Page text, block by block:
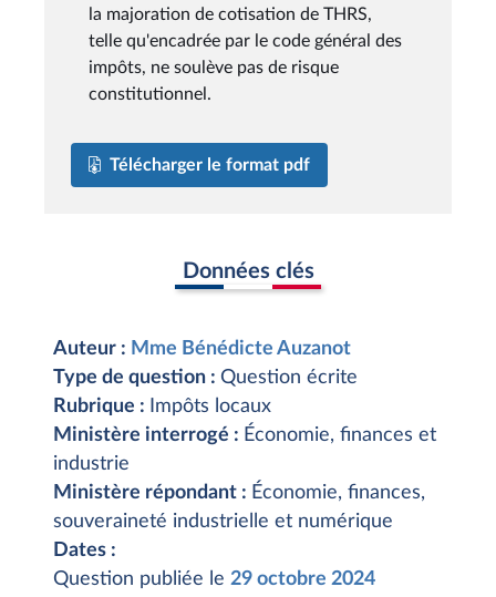
la majoration de cotisation de THRS,
telle qu'encadrée par le code général des
impôts, ne soulève pas de risque
constitutionnel.
Télécharger le format pdf
Données clés
Auteur : Mme Bénédicte Auzanot
Type de question : Question écrite
Rubrique :
Impôts locaux
Ministère interrogé : Économie, finances et
industrie
Ministère répondant : Économie, finances,
souveraineté industrielle et numérique
Dates :
Question publiée le 29 octobre 2024